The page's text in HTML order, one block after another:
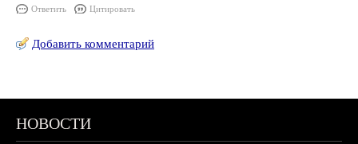
Ответить Цитировать
Добавить комментарий
НОВОСТИ